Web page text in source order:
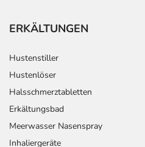
ERKÄLTUNGEN
Hustenstiller
Hustenlöser
Halsschmerztabletten
Erkältungsbad
Meerwasser Nasenspray
Inhaliergeräte